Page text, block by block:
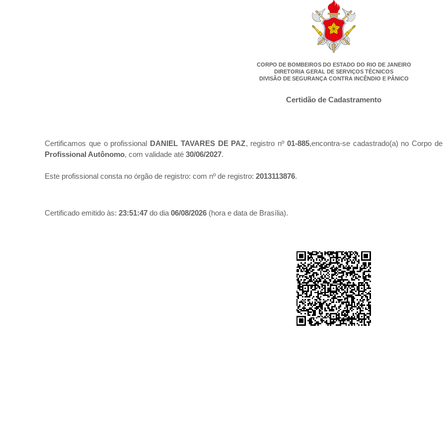
CORPO DE BOMBEIROS DO ESTADO DO RIO DE JANEIRO
DIRETORIA GERAL DE SERVIÇOS TÉCNICOS
DIVISÃO DE SEGURANÇA CONTRA INCÊNDIO E PÂNICO
Certidão de Cadastramento
Certificamos que o profissional DANIEL TAVARES DE PAZ, registro nº 01-885,encontra-se cadastrado(a) no Corpo
Profissional Autônomo, com validade até 30/06/2027.
Este profissional consta no órgão de registro: com nº de registro: 2013113876.
Certificado emitido às: 23:51:47 do dia 06/08/2026 (hora e data de Brasília).